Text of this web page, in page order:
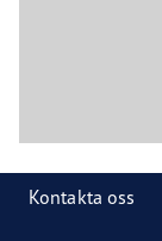
Kontakta oss